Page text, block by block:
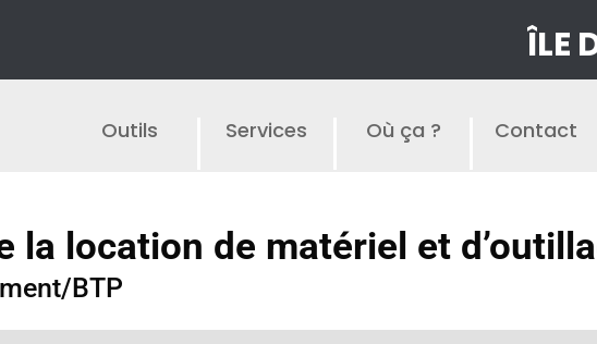
ÎLE
Outils Services Où ça ? Contact
la location de matériel et
BTP